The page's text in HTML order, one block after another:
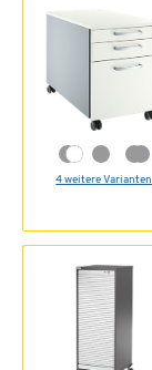
4 weitere Varianten